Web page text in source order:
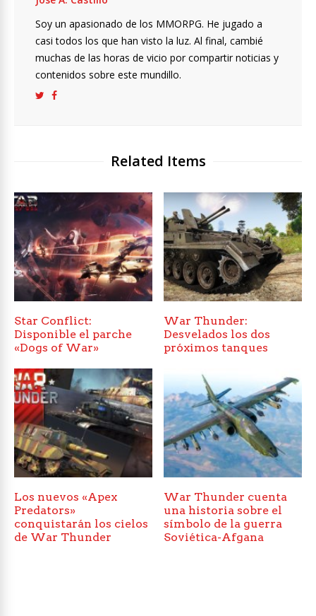
Soy un apasionado de los MMORPG. He jugado a
casi todos los que han visto la luz. Al final, cambié
muchas de las horas de vicio por compartir noticias y
contenidos sobre este mundillo.
Related Items
Star Conflict:
Disponible el parche
«Dogs of War»
War Thunder:
Desvelados los dos
próximos tanques
Los nuevos «Apex
Predators»
conquistarán los cielos
de War Thunder
War Thunder cuenta
una historia sobre el
símbolo de la guerra
Soviética-Afgana